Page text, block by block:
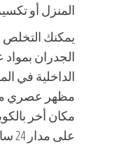
المنزل أو
يمكنك
الجدران بمواد
الداخلية في
مظهر عصري
مكان أخر
على مدار 24 ساعة.